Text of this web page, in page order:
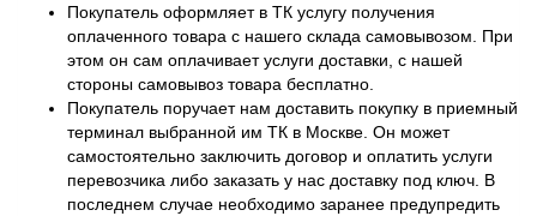
Покупатель оформляет в ТК услугу получения
оплаченного товара с нашего склада самовывозом. При
этом он сам оплачивает услуги доставки, с нашей
стороны самовывоз товара бесплатно.
Покупатель поручает нам доставить покупку в приемный
терминал выбранной им ТК в Москве. Он может
самостоятельно заключить договор и оплатить услуги
перевозчика либо заказать у нас доставку под ключ. В
последнем случае необходимо заранее предупредить